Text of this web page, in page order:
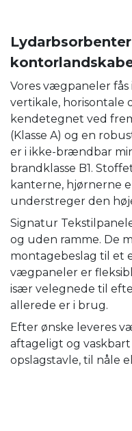
Vores vægpaneler
vertikale, horisontale
kendetegnet ved
(Klasse A) og en
er i ikke-brændbar
brandklasse B1.
kanterne, hjørnerne
understreger den
Signatur
og uden ramme. De
montagebeslag til et
vægpaneler er
især velegnede til
allerede er i brug.
Efter ønske leveres
aftageligt og vaskbart
opslagstavle, til nåle